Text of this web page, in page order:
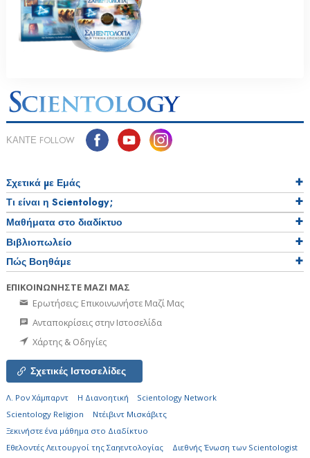
ΚΑΝΤΕ FOLLOW
Σχετικά µε Εμάς
Τι είναι η Scientology;
Μαθήματα στο διαδίκτυο
Βιβλιοπωλείο
Πώς Βοηθάμε
ΕΠΙΚΟΙΝΩΝΗΣΤΕ ΜΑΖΙ ΜΑΣ
Ερωτήσεις; Επικοινωνήστε Μαζί Μας
Ανταποκρίσεις στην Ιστοσελίδα
Χάρτης & Οδηγίες
Σχετικές Ιστοσελίδες
Λ. Ρον Χάμπαρντ Η Διανοητική
Scientology Network
Scientology Religion
Ντέιβιντ Μισκάβιτς
Ξεκινήστε ένα μάθημα στο Διαδίκτυο
Εθελοντές Λειτουργοί της Σαηεντολογίας
Διεθνής Ένωση των Scientologist